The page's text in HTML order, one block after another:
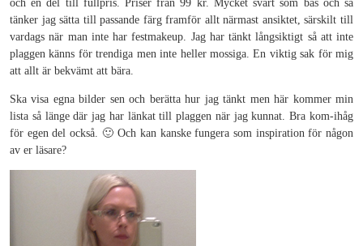
och en del till fullpris. Priser från 99 kr. Mycket svart som bas och så
tänker jag sätta till passande färg framför allt närmast ansiktet, särskilt till
vardags när man inte har festmakeup. Jag har tänkt långsiktigt så att inte
plaggen känns för trendiga men inte heller mossiga. En viktig sak för mig
att allt är bekvämt att bära.
Ska visa egna bilder sen och berätta hur jag tänkt men här kommer min
lista så länge där jag har länkat till plaggen när jag kunnat. Bra kom-ihåg
för egen del också. 🙂 Och kan kanske fungera som inspiration för någon
av er läsare?